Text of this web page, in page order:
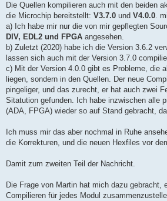
Die Quellen kompilieren auch mit den beiden
die Microchip bereitstellt: V3.7.0 und V4.0.0.
a) Ich habe mir nur die von mir gepflegten
DIV, EDL2 und FPGA angesehen.
b) Zuletzt (2020) habe ich die Version 3.6.2
lassen sich auch mit der Version 3.7.0
c) Mit der Version 4.0.0 gibt es Probleme, die
liegen, sondern in den Quellen. Der neue
pingeliger, und das zurecht, er hat auch zwei
Sitatution gefunden. Ich habe inzwischen alle
(ADA, FPGA) wieder so auf Stand gebracht,
Ich muss mir das aber nochmal in Ruhe
die Korrekturen, und die neuen Hexfiles vor
Damit zum zweiten Teil der Nachricht.
Die Frage von Martin hat mich dazu gebracht,
Compilieren für jedes Modul